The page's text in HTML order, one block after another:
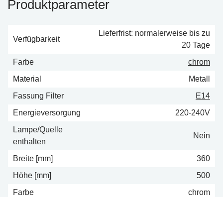
Produktparameter
Verfügbarkeit
Lieferfrist: normalerweise bis zu
20 Tage
Farbe
chrom
Material
Metall
Fassung Filter
E14
Energieversorgung
220-240V
Lampe/Quelle
enthalten
Nein
Breite [mm]
360
Höhe [mm]
500
Farbe
chrom